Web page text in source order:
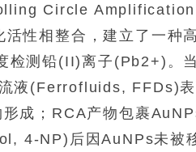
Circle
性相整合，建立了一种
测铅(II)离子(Pb2+)。
液(Ferrofluids, FFDs)
成；RCA产物包裹
4-NP)后因AuNPs未被